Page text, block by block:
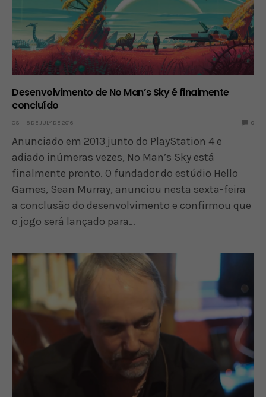
Desenvolvimento de No Man’s Sky é finalmente
concluído
OS 8 DE JULY DE 2016 0
Anunciado em 2013 junto do PlayStation 4 e
adiado inúmeras vezes, No Man’s Sky está
finalmente pronto. O fundador do estúdio Hello
Games, Sean Murray, anunciou nesta sexta-feira
a conclusão do desenvolvimento e confirmou que
o jogo será lançado para…